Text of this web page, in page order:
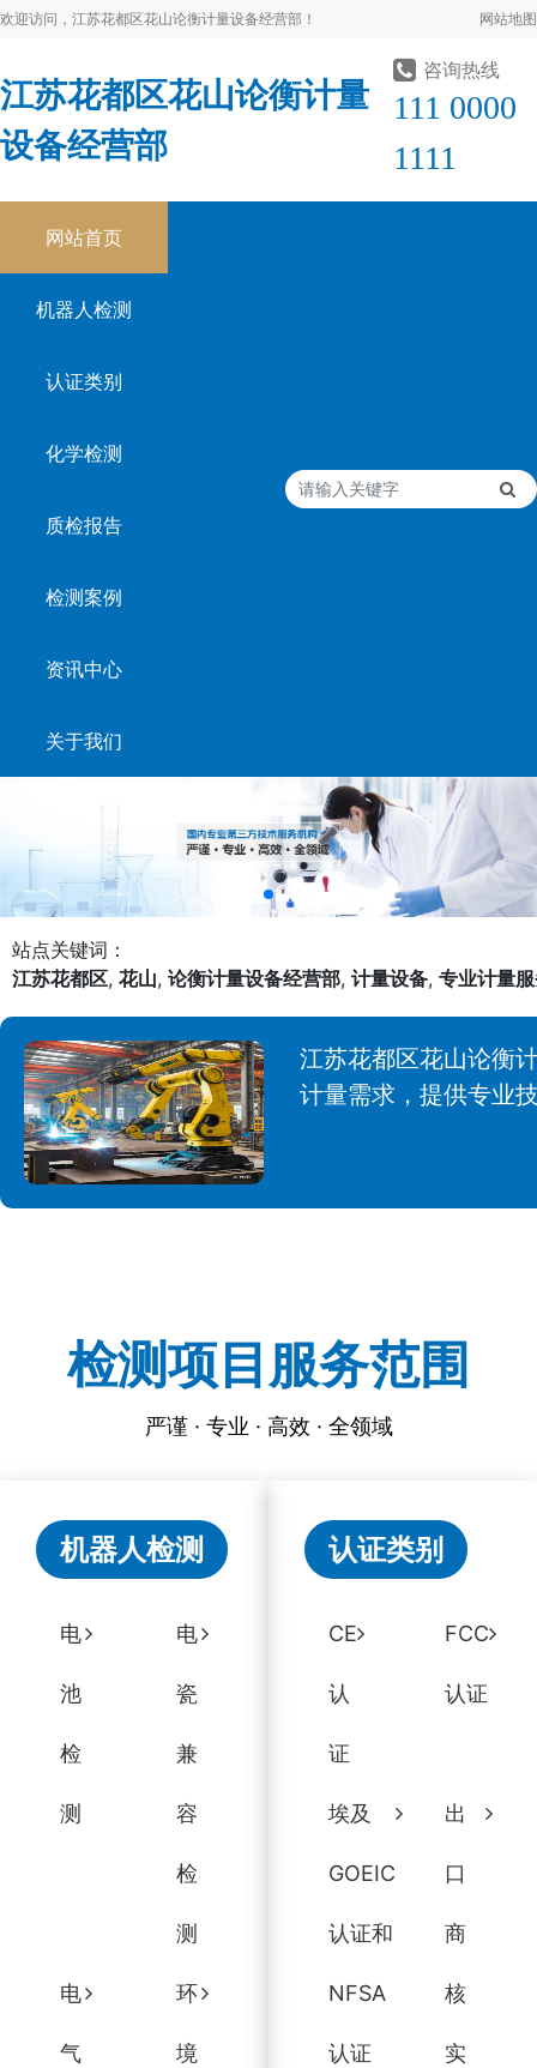
欢迎访问，江苏花都区花山论衡计量设备经营部！ 网站地图
江苏花都区花山论衡计量
设备经营部
咨询热线
111 0000
1111
网站首页
机器人检测
认证类别
化学检测
质检报告
检测案例
资讯中心
关于我们
站点关键词：
江苏花都区, 花山, 论衡计量设备经营部, 计量设备, 专业计量
江苏花都区花山论衡
计量需求，提供专业
检测项目服务范围
严谨 · 专业 · 高效 · 全领域
机器人检测
电
池
检
测
电
瓷
兼
容
检
测
电
气
环
境
认证类别
CE
认
证
FCC
认证
埃及
GOEIC
认证和
NFSA
认证
出
口
商
核
实